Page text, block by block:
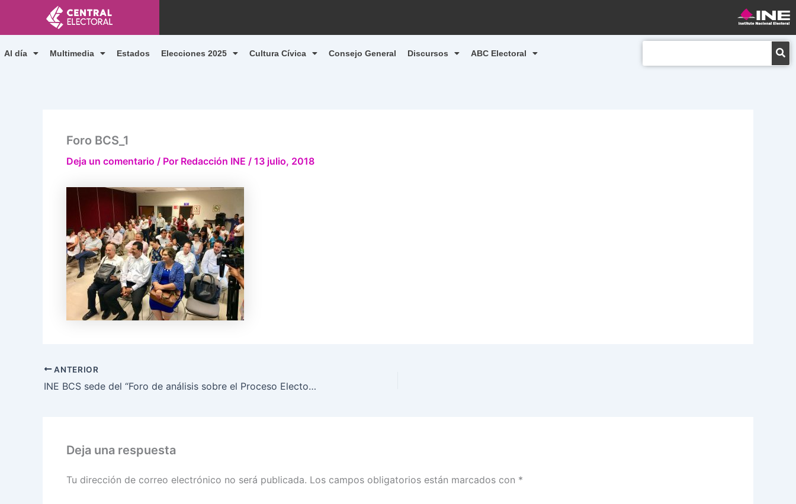
contenido
Al día Multimedia Estados Elecciones 2025 Cultura Cívica Consejo General Discursos ABC Electoral
Foro BCS_1
Deja un comentario / Por Redacción INE / 13 julio, 2018
ANTERIOR
INE BCS sede del “Foro de análisis sobre el Proceso Electoral 2017-2018”
Deja una respuesta
Tu dirección de correo electrónico no será publicada. Los campos obligatorios están marcados con *